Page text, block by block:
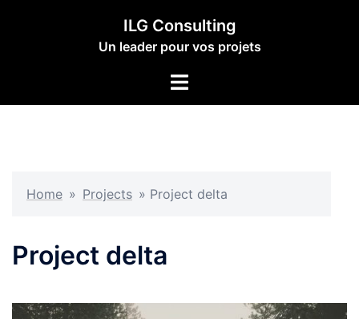
ILG Consulting
Un leader pour vos projets
Ouvrir/fermer
Home » Projects » Project delta
Project delta